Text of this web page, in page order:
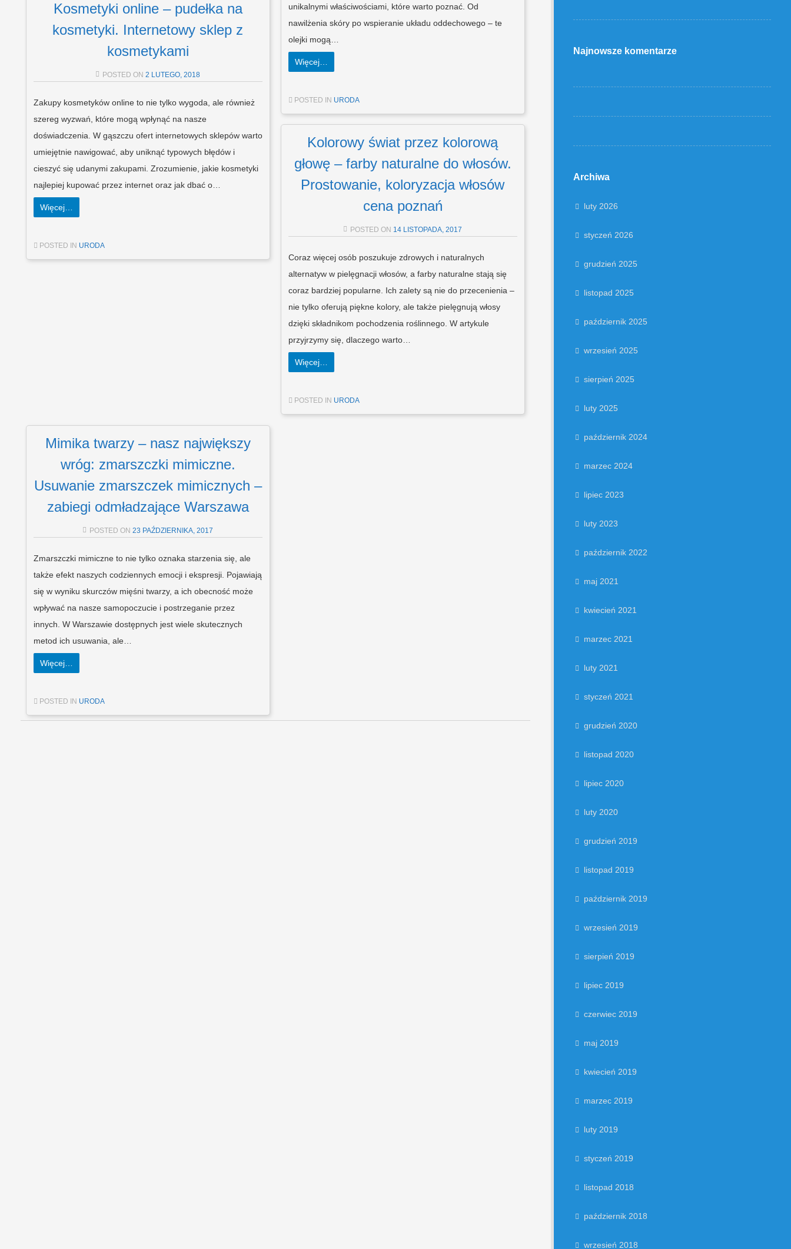
Kosmetyki online – pudełka na
kosmetyki. Internetowy sklep z
kosmetykami
POSTED ON2 LUTEGO, 2018
Zakupy kosmetyków online to nie tylko wygoda, ale również
szereg wyzwań, które mogą wpłynąć na nasze
doświadczenia. W gąszczu ofert internetowych sklepów warto
umiejętnie nawigować, aby uniknąć typowych błędów i
cieszyć się udanymi zakupami. Zrozumienie, jakie kosmetyki
najlepiej kupować przez internet oraz jak dbać o…
Więcej…
POSTED IN URODA
unikalnymi właściwościami, które warto poznać. Od
nawilżenia skóry po wspieranie układu oddechowego – te
olejki mogą…
Więcej…
POSTED IN URODA
Kolorowy świat przez kolorową
głowę – farby naturalne do włosów.
Prostowanie, koloryzacja włosów
cena poznań
POSTED ON 14 LISTOPADA, 2017
Coraz więcej osób poszukuje zdrowych i naturalnych
alternatyw w pielęgnacji włosów, a farby naturalne stają się
coraz bardziej popularne. Ich zalety są nie do przecenienia –
nie tylko oferują piękne kolory, ale także pielęgnują włosy
dzięki składnikom pochodzenia roślinnego. W artykule
przyjrzymy się, dlaczego warto…
Więcej…
POSTED IN URODA
Mimika twarzy – nasz największy
wróg: zmarszczki mimiczne.
Usuwanie zmarszczek mimicznych –
zabiegi odmładzające Warszawa
POSTED ON23 PAŹDZIERNIKA, 2017
Zmarszczki mimiczne to nie tylko oznaka starzenia się, ale
także efekt naszych codziennych emocji i ekspresji. Pojawiają
się w wyniku skurczów mięśni twarzy, a ich obecność może
wpływać na nasze samopoczucie i postrzeganie przez
innych. W Warszawie dostępnych jest wiele skutecznych
metod ich usuwania, ale…
Więcej…
POSTED IN URODA
Najnowsze komentarze
Archiwa
luty 2026
styczeń 2026
grudzień 2025
listopad 2025
październik 2025
wrzesień 2025
sierpień 2025
luty 2025
październik 2024
marzec 2024
lipiec 2023
luty 2023
październik 2022
maj 2021
kwiecień 2021
marzec 2021
luty 2021
styczeń 2021
grudzień 2020
listopad 2020
lipiec 2020
luty 2020
grudzień 2019
listopad 2019
październik 2019
wrzesień 2019
sierpień 2019
lipiec 2019
czerwiec 2019
maj 2019
kwiecień 2019
marzec 2019
luty 2019
styczeń 2019
listopad 2018
październik 2018
wrzesień 2018